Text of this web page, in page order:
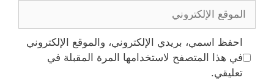
الموقع
الإلكتروني
احفظ اسمي، بريدي الإلكتروني، والموقع الإلكتروني
في هذا المتصفح لاستخدامها المرة المقبلة في
تعليقي.